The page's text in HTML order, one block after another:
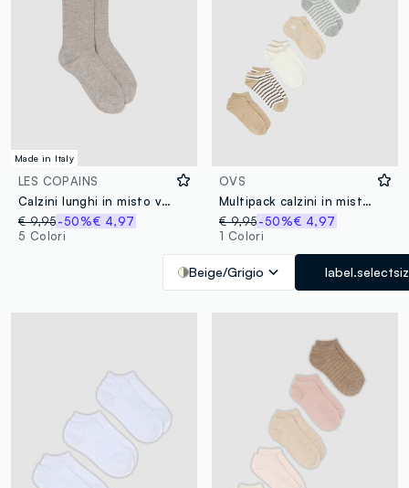
Made in Italy
LES COPAINS
Calzini lunghi in misto viscosa elasticizzata beige
€ 9,95-50%€ 4,97
5 Colori
OVS
Multipack calzini in misto cotone organico multicolor
€ 9,95-50%€ 4,97
1 Colori
Beige/Grigio